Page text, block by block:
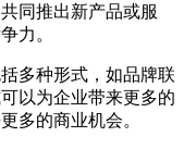
同推出新产品或服
力。
多种形式，如品牌联
以为企业带来更多的
多的商业机会。